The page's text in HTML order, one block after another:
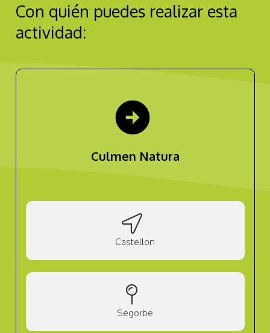
Con quién puedes realizar esta
actividad:
arrow_circle_right
Culmen Natura
Castellon
Segorbe